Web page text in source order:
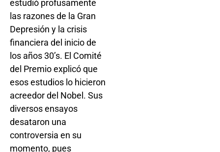
estudió profusamente
las razones de la Gran
Depresión y la crisis
financiera del inicio de
los años 30’s. El Comité
del Premio explicó que
esos estudios lo hicieron
acreedor del Nobel. Sus
diversos ensayos
desataron una
controversia en su
momento, pues